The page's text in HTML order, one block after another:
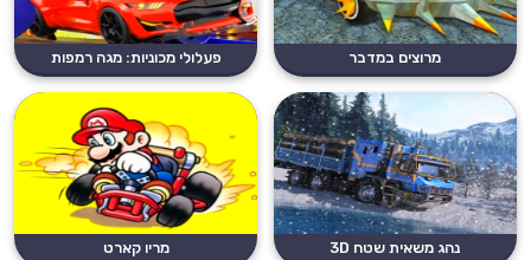
מרוצים במדבר פעלולי מכוניות: מגה רמפות
נהג משאית שטח 3D מריו קארט